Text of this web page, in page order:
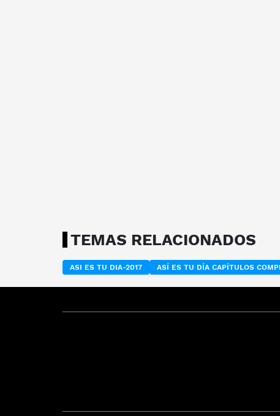
TEMAS RELACIONADOS
ASI ES TU DIA-2017 ASÍ ES TU DÍA CAPÍTULOS